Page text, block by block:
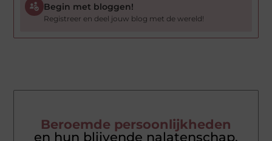
Begin met bloggen!
Registreer en deel jouw blog met de wereld!
Beroemde persoonlijkheden
en hun blijvende nalatenschap.